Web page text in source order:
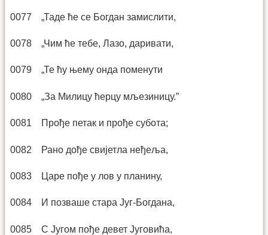
0077 „Таде ће се Богдан замислити,
0078 „Чим ће тебе, Лазо, даривати,
0079 „Те ћу њему онда поменути
0080 „За Милицу ћерцу мљезиницу.”
0081 Прође петак и прође субота;
0082 Рано дође свијетла неђеља,
0083 Царе пође у лов у планину,
0084 И позваше стара Југ-Богдана,
0085 С Југом пође девет Југовића,